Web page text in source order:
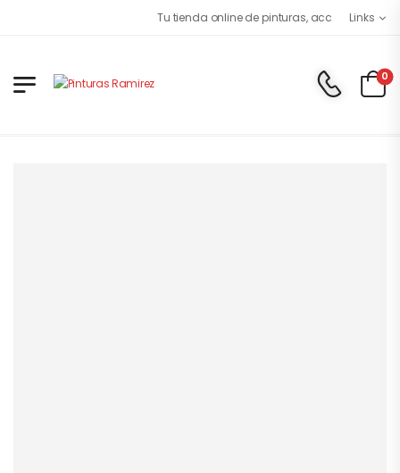
Tu tienda online de pinturas, accesorios y papel
Links
0